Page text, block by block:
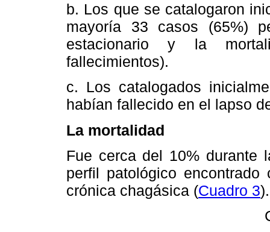
b. Los que se catalogaron
mayoría 33 casos (65%)
estacionario y la
fallecimientos).
c. Los catalogados
habían fallecido en el lapso
La mortalidad
Fue cerca del 10% durante
perfil patológico
crónica chagásica (Cuadro 3).